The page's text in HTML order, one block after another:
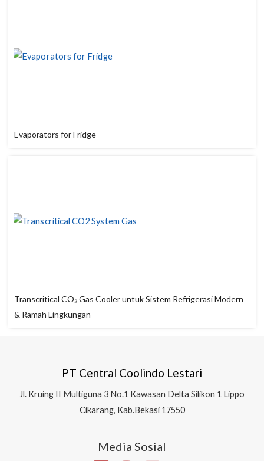
Evaporators for Fridge
Transcritical CO₂ Gas Cooler untuk Sistem Refrigerasi Modern
& Ramah Lingkungan
PT Central Coolindo Lestari
Jl. Kruing II Multiguna 3 No.1 Kawasan Delta Silikon 1 Lippo
Cikarang, Kab.Bekasi 17550
Media Sosial